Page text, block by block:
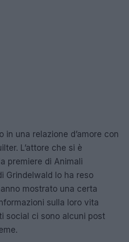
in una relazione d’amore con
L’attore che si è
premiere di Animali
Grindelwald lo ha reso
mostrato una certa
sulla loro vita
social ci sono alcuni post